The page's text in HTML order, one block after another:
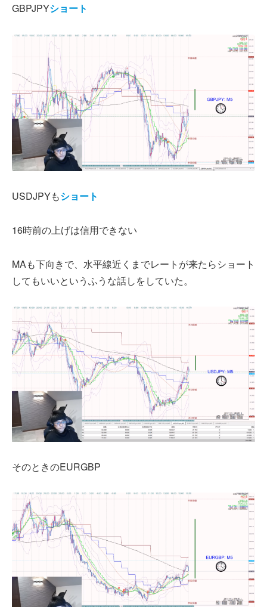
GBPJPYショート
USDJPYもショート
16時前の上げは信用できない
MAも下向きで、水平線近くまでレートが来たらショート
してもいいというふうな話しをしていた。
そのときのEURGBP